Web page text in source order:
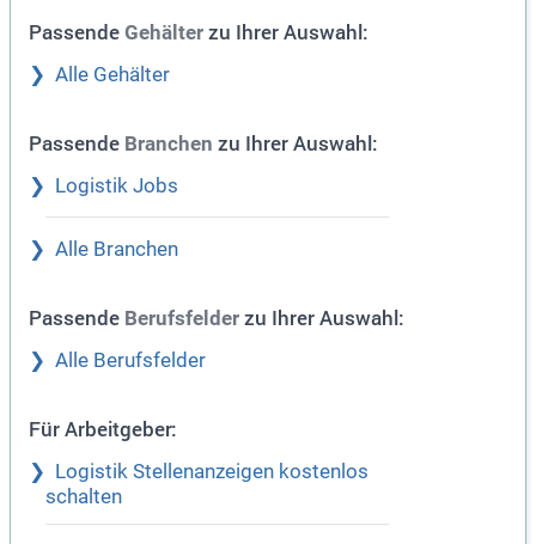
Passende Gehälter zu Ihrer Auswahl:
Alle Gehälter
Passende Branchen zu Ihrer Auswahl:
Logistik Jobs
Alle Branchen
Passende Berufsfelder zu Ihrer Auswahl:
Alle Berufsfelder
Für Arbeitgeber:
Logistik Stellenanzeigen kostenlos
schalten